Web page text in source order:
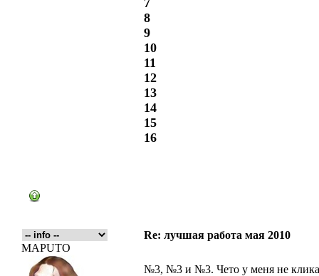
7
8
9
10
11
12
13
14
15
16
Re: лучшая работа мая 2010
MAPUTO
№3, №3 и №3. Чето у меня не